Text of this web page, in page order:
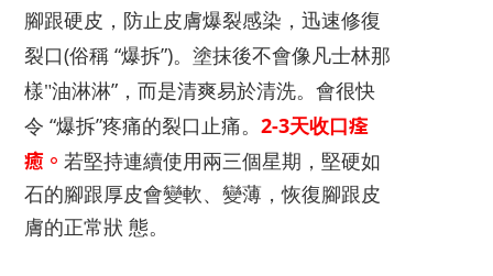
腳跟硬皮，防止皮膚爆裂感染， 迅速修復
裂口(俗稱 “爆拆”)。 塗抹後不會像凡士林那
樣"油淋淋” ， 而是清爽易於清洗。會很快
令 “爆拆”疼痛的裂口止痛。 2-3天收口 痊
癒。 若堅持連續使用 兩三個星期， 堅硬如
石的腳跟厚皮會變軟、變薄，恢復腳跟皮
膚的正常狀 態。